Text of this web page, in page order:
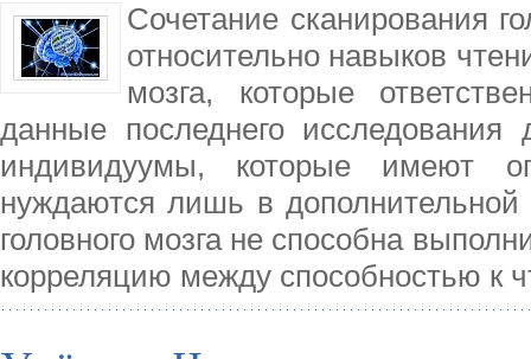
Сочетание сканирования
относительно навыков
мозга, которые
данные последнего
индивидуумы, которые имеют
нуждаются лишь в
головного мозга не способна
корреляцию между способностью к